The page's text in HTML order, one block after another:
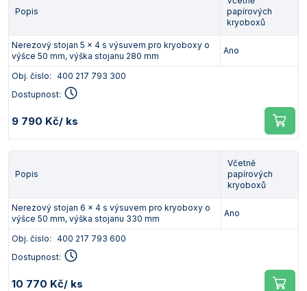
Popis
papírových
kryoboxů
Nerezový stojan 5 x 4 s výsuvem pro kryoboxy o
výšce 50 mm, výška stojanu 280 mm
Ano
Obj. číslo: 400 217 793 300
Dostupnost:
9 790 Kč/ ks
Popis
Včetně
papírových
kryoboxů
Nerezový stojan 6 x 4 s výsuvem pro kryoboxy o
výšce 50 mm, výška stojanu 330 mm
Ano
Obj. číslo: 400 217 793 600
Dostupnost:
10 770 Kč/ ks